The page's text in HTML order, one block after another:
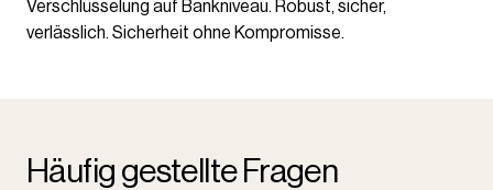
Verschlüsselung auf Bankniveau. Robust, sicher,
verlässlich. Sicherheit ohne Kompromisse.
Häufig gestellte Fragen